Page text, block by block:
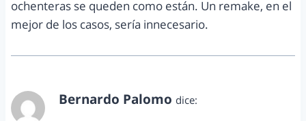
ochenteras se queden como están. Un remake, en el
mejor de los casos, sería innecesario.
Bernardo Palomo dice: